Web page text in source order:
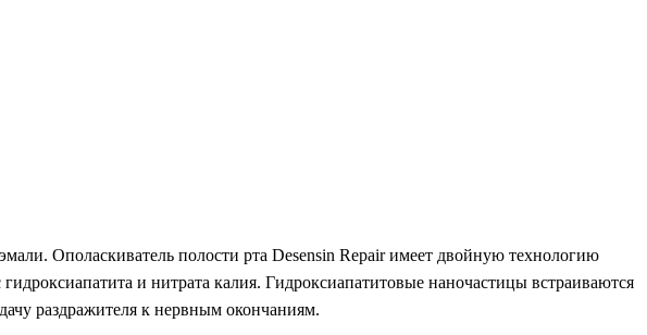
Ополаскиватель полости рта Desensin Repair имеет двойную технологию
и нитрата калия. Гидроксиапатитовые наночастицы встраиваются
раздражителя к нервным окончаниям.